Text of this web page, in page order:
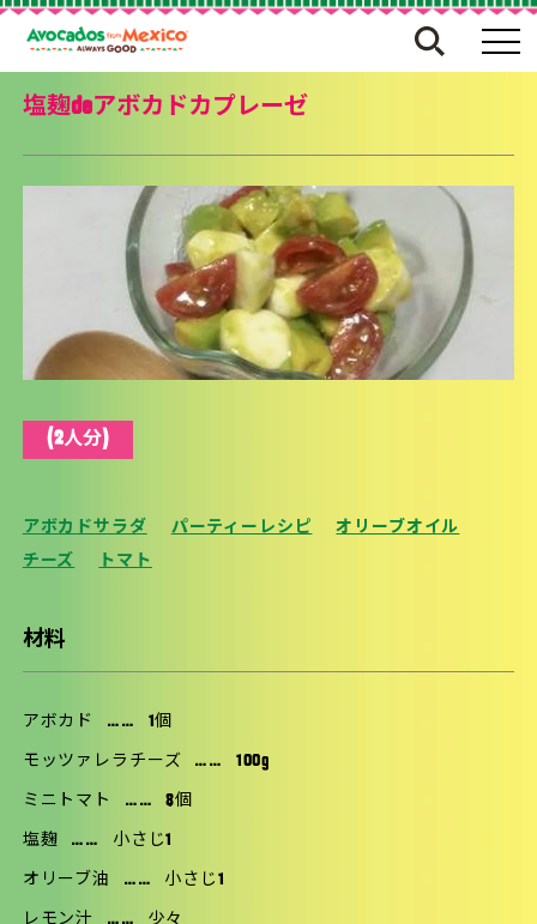
塩麹deアボカドカプレーゼ
(2人分)
アボカドサラダ パーティーレシピ
オリーブオイル
チーズ
トマト
材料
アボカド …… 1個
モッツァレラチーズ …… 100g
ミニトマト …… 8個
塩麹 …… 小さじ1
オリーブ油 …… 小さじ1
レモン汁 …… 少々